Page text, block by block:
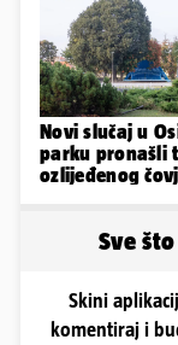
Novi slučaj u
parku pronašli
ozlijeđenog
Sve
Skini
komentiraj i